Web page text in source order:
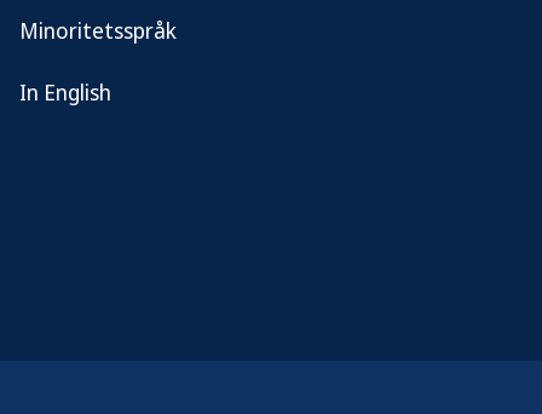
Minoritetsspråk
In English